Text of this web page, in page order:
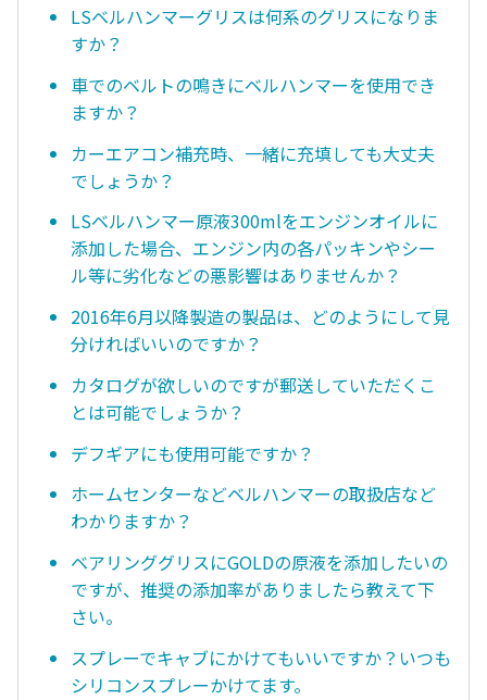
LSベルハンマーグリスは何系のグリスになりま
すか？
車でのベルトの鳴きにベルハンマーを使用でき
ますか？
カーエアコン補充時、一緒に充填しても大丈夫
でしょうか？
LSベルハンマー原液300mlをエンジンオイルに
添加した場合、エンジン内の各パッキンやシー
ル等に劣化などの悪影響はありませんか？
2016年6月以降製造の製品は、どのようにして見
分ければいいのですか？
カタログが欲しいのですが郵送していただくこ
とは可能でしょうか？
デフギアにも使用可能ですか？
ホームセンターなどベルハンマーの取扱店など
わかりますか？
ベアリンググリスにGOLDの原液を添加したいの
ですが、推奨の添加率がありましたら教えて下
さい。
スプレーでキャブにかけてもいいですか？いつも
シリコンスプレーかけてます。